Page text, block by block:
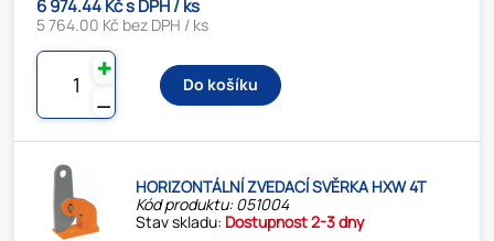
6 974.44 Kč s DPH / ks
5 764.00 Kč bez DPH / ks
⚊
✚
Do košíku
HORIZONTÁLNÍ ZVEDACÍ SVĚRKA HXW 4T
Kód produktu: 051004
Stav skladu: Dostupnost 2-3 dny